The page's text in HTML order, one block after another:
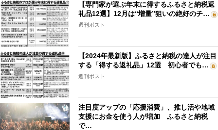
【専門家が選ぶ年末に得するふるさと納税返
礼品12選】12月は“増量”狙いの絶好のチ…
週刊ポスト
【2024年最新版】ふるさと納税の達人が注目
する「得する返礼品」12選 初心者でも…
週刊ポスト
注目度アップの「応援消費」、推し活や地域
支援にお金を使う人が増加 ふるさと納税
で…